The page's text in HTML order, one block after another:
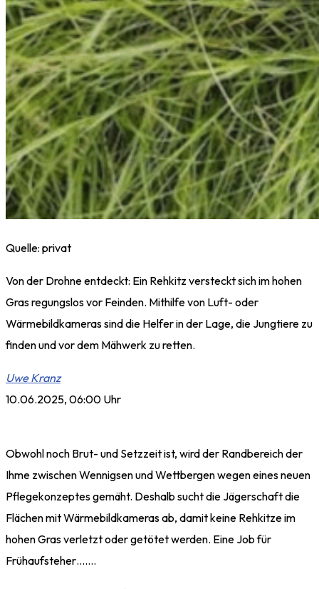
Quelle: privat
Von der Drohne entdeckt: Ein Rehkitz versteckt sich im hohen
Gras regungslos vor Feinden. Mithilfe von Luft- oder
Wärmebildkameras sind die Helfer in der Lage, die Jungtiere zu
finden und vor dem Mähwerk zu retten.
Uwe Kranz
10.06.2025, 06:00 Uhr
Obwohl noch Brut- und Setzzeit ist, wird der Randbereich der
Ihme zwischen Wennigsen und Wettbergen wegen eines neuen
Pflegekonzeptes gemäht. Deshalb sucht die Jägerschaft die
Flächen mit Wärmebildkameras ab, damit keine Rehkitze im
hohen Gras verletzt oder getötet werden. Eine Job für
Frühaufsteher…….